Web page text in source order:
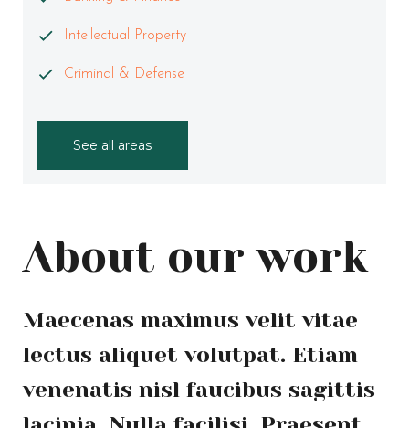
Intellectual Property
Criminal & Defense
See all areas
About our work
Maecenas maximus velit vitae
lectus aliquet volutpat. Etiam
venenatis nisl faucibus sagittis